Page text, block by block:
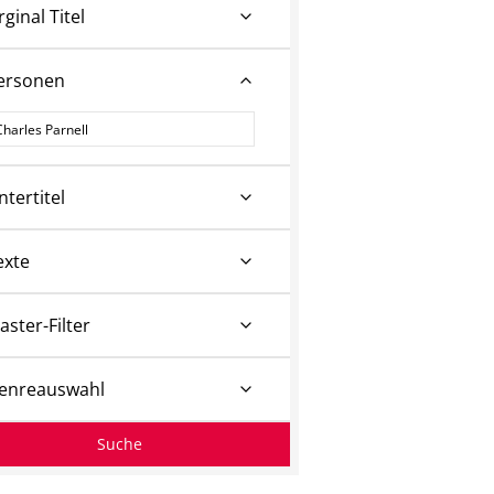
Titel
Filter
Suche